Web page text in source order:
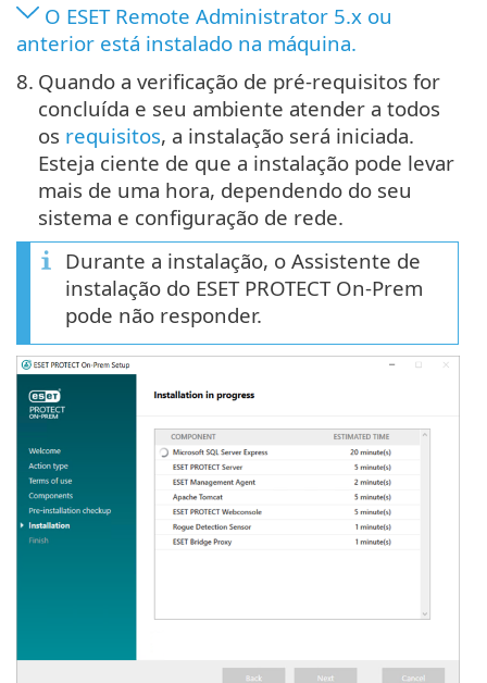
O ESET Remote Administrator 5.x ou
anterior está instalado na máquina.
8. Quando a verificação de pré-requisitos for
concluída e seu ambiente atender a todos
os requisitos, a instalação será iniciada.
Esteja ciente de que a instalação pode levar
mais de uma hora, dependendo do seu
sistema e configuração de rede.
Durante a instalação, o Assistente de
instalação do ESET PROTECT On-Prem
pode não responder.